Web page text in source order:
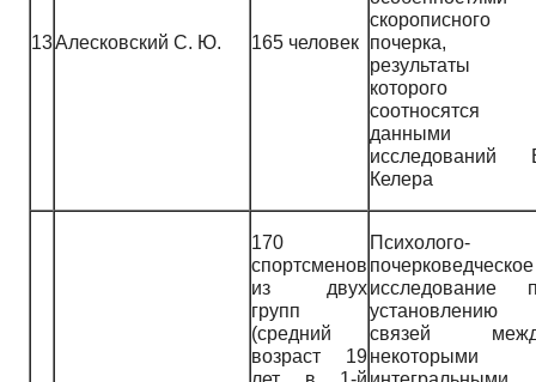
13Алесковский С. Ю. 165 человек
скорописного
почерка,
результаты
которого
соотносятся
данными
исследований
Келера
170
спортсменов
из двух
групп
(средний
возраст 19
Психолого-
почерковедческое
исследование
установлению
связей
некоторыми